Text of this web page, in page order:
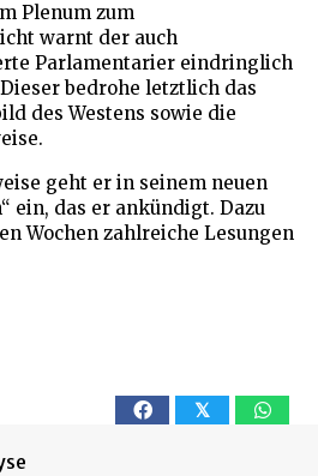
Plenum zum
warnt der auch
Parlamentarier eindringlich
bedrohe letztlich das
des Westens sowie die
geht er in seinem neuen
ein, das er ankündigt. Dazu
Wochen zahlreiche Lesungen
𝕏